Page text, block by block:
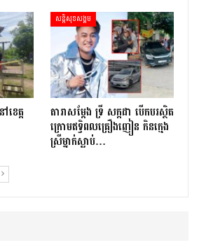
ខេត្ត
សន្តិសុខសង្គម
តារាសម្ដែង ទ្រី សក្កដា បើកបរស្ថិត
ក្រោមឥទ្ធិពលគ្រឿងញៀន កិនក្មេង
ស្រីម្នាក់ស្លាប់…